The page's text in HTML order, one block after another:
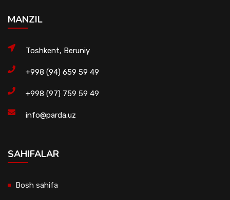
MANZIL
Toshkent, Beruniy
+998 (94) 659 59 49
+998 (97) 759 59 49
info@parda.uz
SAHIFALAR
Bosh sahifa